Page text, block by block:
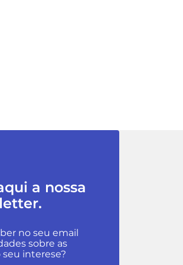
a nossa
no seu email
sobre as
interese?